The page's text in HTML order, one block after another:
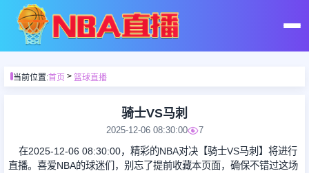
首页
篮球直播
当前位置:首页> 篮球直播
骑士VS马刺
2025-12-06 08:30:00 7
在2025-12-06 08:30:00，精彩的NBA对决【骑士VS马刺】将进行
直播。喜爱NBA的球迷们，别忘了提前收藏本页面，确保不错过这场